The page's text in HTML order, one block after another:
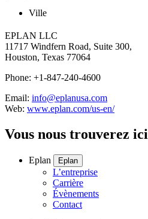
Ville
EPLAN LLC
11717 Windfern Road, Suite 300,
Houston, Texas 77064
Phone: +1-847-240-4600
Email: info@eplanusa.com
Web: www.eplan.com/us-en/
Vous nous trouverez ici
Eplan Eplan
L’entreprise
Carrière
Évènements
Contact